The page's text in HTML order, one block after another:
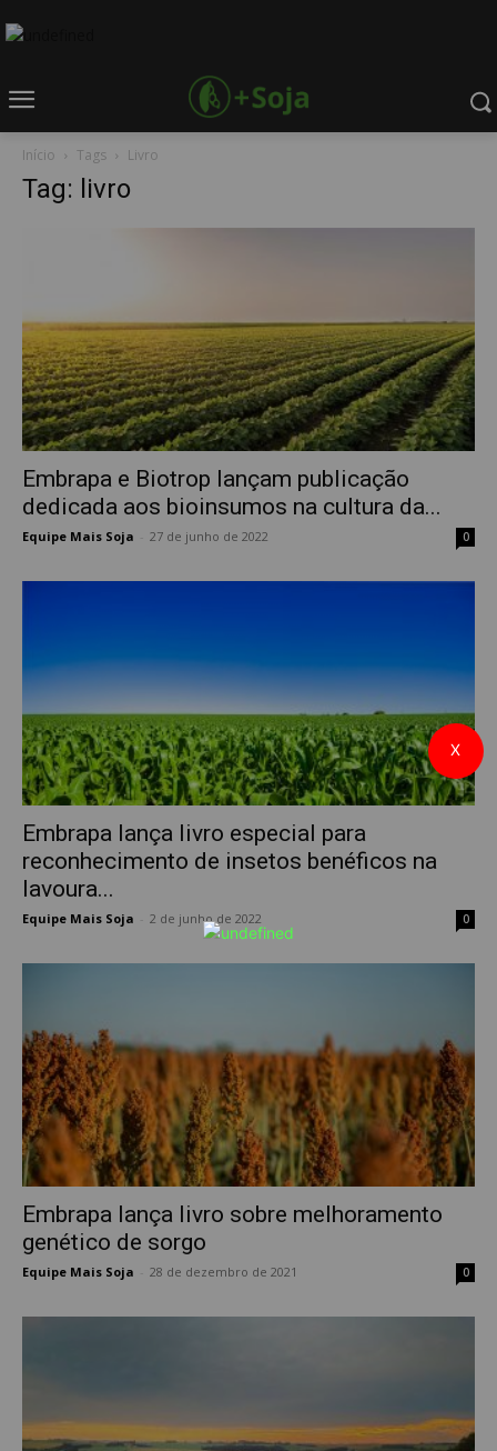
Início Tags Livro
Tag: livro
Embrapa e Biotrop lançam publicação
dedicada aos bioinsumos na cultura da...
Equipe Mais Soja 27 de junho de 2022 0
Embrapa lança livro especial para
reconhecimento de insetos benéficos na
lavoura...
Equipe Mais Soja 2 de junho de 2022 0
Embrapa lança livro sobre melhoramento
genético de sorgo
Equipe Mais Soja 28 de dezembro de 2021 0
X